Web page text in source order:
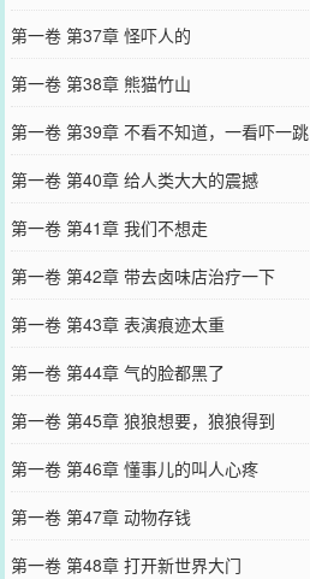
第一卷 第37章 怪吓人的
第一卷 第38章 熊猫竹山
第一卷 第39章 不看不知道，一看吓一跳
第一卷 第40章 给人类大大的震撼
第一卷 第41章 我们不想走
第一卷 第42章 带去卤味店治疗一下
第一卷 第43章 表演痕迹太重
第一卷 第44章 气的脸都黑了
第一卷 第45章 狼狼想要，狼狼得到
第一卷 第46章 懂事儿的叫人心疼
第一卷 第47章 动物存钱
第一卷 第48章 打开新世界大门